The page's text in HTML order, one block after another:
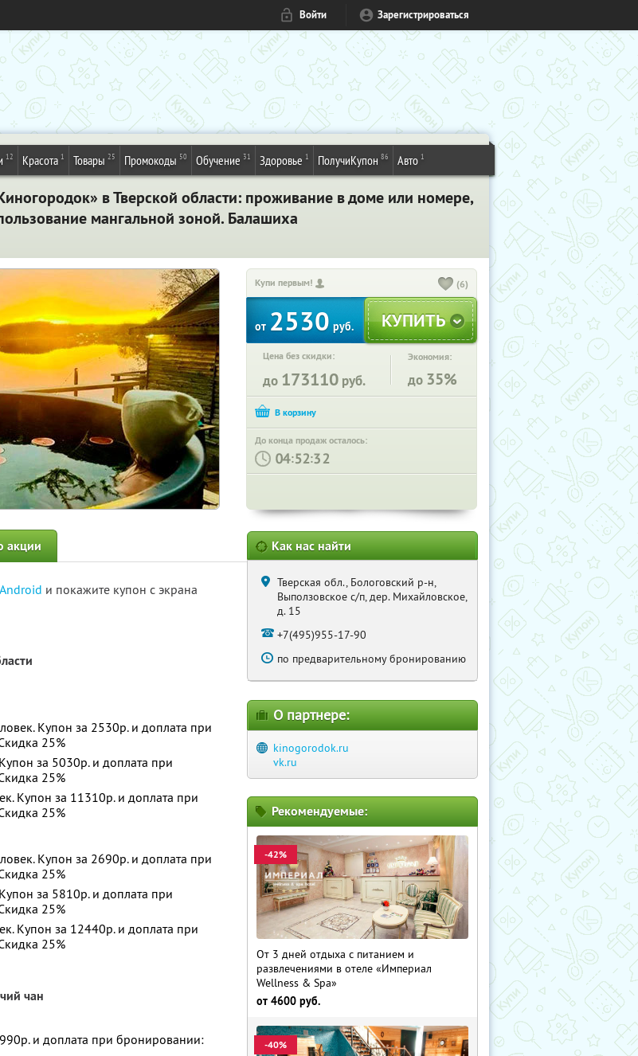
Войти Зарегистрироваться
12 Красота 1 Товары 25 Промокоды 50 Обучение 31 Здоровье 1 ПолучиКупон 86 Авто 1
в Тверской области: проживание в доме или номере,
мангальной зоной. Балашиха
Купи первым! (6)
от 2530 руб.
Цена без скидки:
до 173110 руб.
Экономия:
до 35%
До конца продаж осталось:
: :
акции
Android и покажите купон с экрана
Купон за 2530р. и доплата при
25%
за 5030р. и доплата при
25%
Купон за 11310р. и доплата при
25%
Купон за 2690р. и доплата при
25%
за 5810р. и доплата при
25%
Купон за 12440р. и доплата при
25%
чан
и доплата при бронировании:
Как нас найти
Тверская обл., Бологовский р-н,
Выползовское с/п, дер. Михайловское,
д. 15
+7(495)955-17-90
по предварительному бронированию
О партнере:
kinogorodok.ru
vk.ru
Рекомендуемые:
-42%
От 3 дней отдыха с питанием и
развлечениями в отеле «Империал
Wellness & Spa»
от 4600 руб.
-40%